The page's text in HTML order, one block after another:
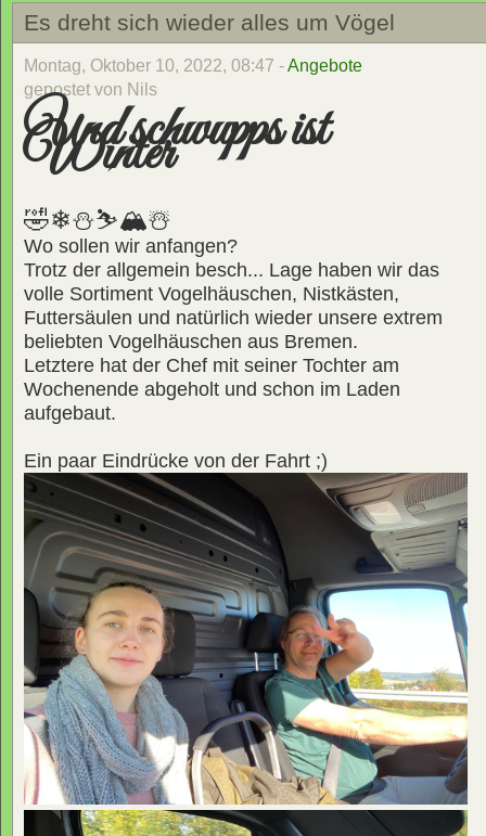
Es dreht sich wieder alles um Vögel
Montag, Oktober 10, 2022, 08:47 -Angebote
gepostet von Nils
Und schwupps ist
Winter
🤣❄⛄⛷🏔☃
Wo sollen wir anfangen?
Trotz der allgemein besch... Lage haben wir das
volle Sortiment Vogelhäuschen, Nistkästen,
Futtersäulen und natürlich wieder unsere extrem
beliebten Vogelhäuschen aus Bremen.
Letztere hat der Chef mit seiner Tochter am
Wochenende abgeholt und schon im Laden
aufgebaut.
Ein paar Eindrücke von der Fahrt ;)